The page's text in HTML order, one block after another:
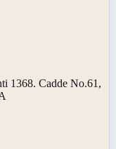
1368. Cadde No.61,